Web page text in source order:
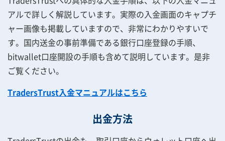
アルで詳しく解説しています。実際の入金画面のキャプチ
ャー画像も掲載していますので、非常にわかりやすいで
す。国内送金の事前準備である銀行口座登録の手順、
bitwallet口座開設の手順も含めて説明しています。是非
ご覧ください。
TradersTrust入金マニュアルはこちら
出金方法